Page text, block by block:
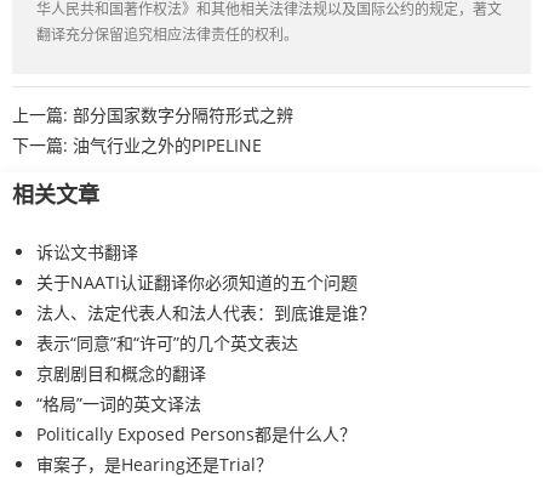
华人民共和国著作权法》和其他相关法律法规以及国际公约的规定，著文
翻译充分保留追究相应法律责任的权利。
上一篇: 部分国家数字分隔符形式之辨
下一篇: 油气行业之外的PIPELINE
相关文章
诉讼文书翻译
关于NAATI认证翻译你必须知道的五个问题
法人、法定代表人和法人代表：到底谁是谁？
表示“同意”和“许可”的几个英文表达
京剧剧目和概念的翻译
“格局”一词的英文译法
Politically Exposed Persons都是什么人？
审案子，是Hearing还是Trial？